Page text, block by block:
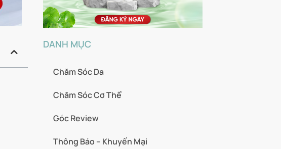
DANH MỤC
Chăm Sóc Da
Chăm Sóc Cơ Thể
Góc Review
Thông Báo – Khuyến Mại